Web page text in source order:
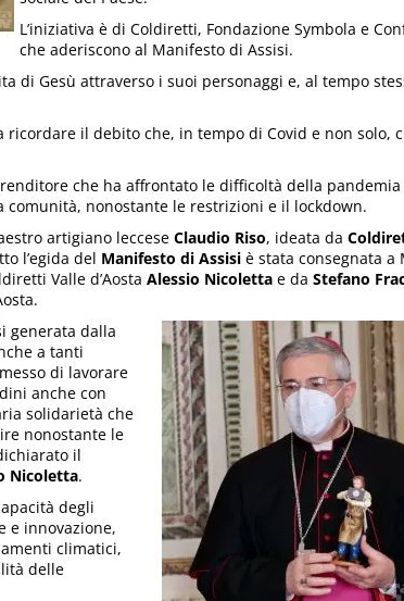
L’iniziativa è di Coldiretti, Fondazione Symbola e
che aderiscono al Manifesto di Assisi.
di Gesù attraverso i suoi personaggi e, al tempo
ricordare il debito che, in tempo di Covid e non solo,
che ha affrontato le difficoltà della
nonostante le restrizioni e il lockdown.
artigiano leccese Claudio Riso, ideata da
l’egida del Manifesto di Assisi è stata consegnata a
Valle d’Aosta Alessio Nicoletta e da Stefano
generata dalla
a tanti
di lavorare
anche con
solidarietà che
nonostante le
il
Nicoletta.
degli
e innovazione,
climatici,
delle